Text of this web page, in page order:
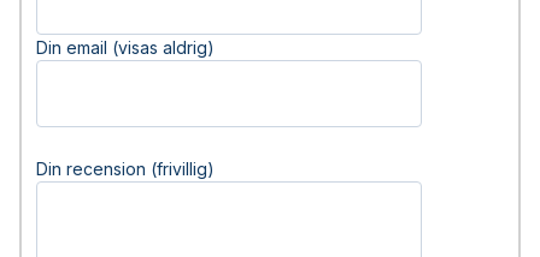
Din email (visas aldrig)
Din recension (frivillig)